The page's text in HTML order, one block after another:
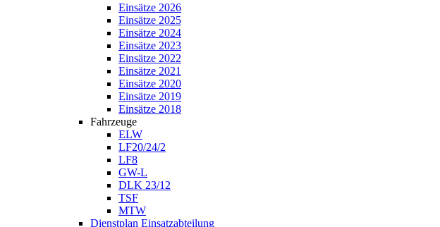
Einsätze 2026
Einsätze 2025
Einsätze 2024
Einsätze 2023
Einsätze 2022
Einsätze 2021
Einsätze 2020
Einsätze 2019
Einsätze 2018
Fahrzeuge
ELW
LF20/24/2
LF8
GW-L
DLK 23/12
TSF
MTW
Dienstplan Einsatzabteilung